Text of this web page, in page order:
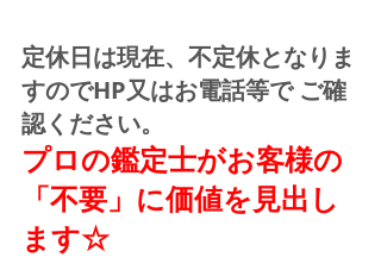
定休日は現在、不定休となりま
すのでHP又はお電話等で ご確
認ください。
プロの鑑定士がお客様の
「不要」に価値を見出し
ます☆